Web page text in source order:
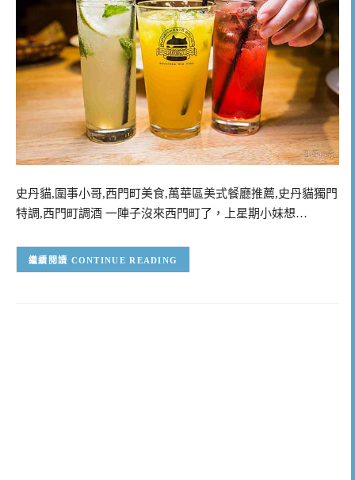
史丹貓,圍事小哥,西門町美食,萬華區美式餐廳推薦,史丹貓獨門
特調,西門町調酒 一陣子沒來西門町了，上星期小妹想…
CONTINUE READING